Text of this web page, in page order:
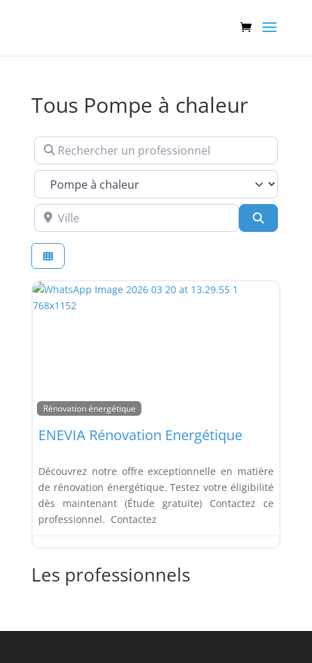
Tous Pompe à chaleur
Rechercher un professionnel
Services
Ville
Rénovation énergétique
ENEVIA Rénovation Energétique
Découvrez notre offre exceptionnelle en matière
de rénovation énergétique. Testez votre éligibilité
dès maintenant (Étude gratuite) Contactez ce
professionnel. Contactez
Les professionnels